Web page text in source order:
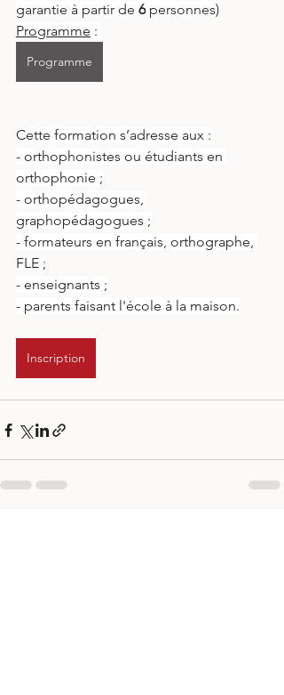
garantie à partir de 6 personnes)
Programme :
Programme
Cette formation s’adresse aux :
- orthophonistes ou étudiants en
orthophonie ;
- orthopédagogues,
graphopédagogues ;
- formateurs en français, orthographe,
FLE ;
- enseignants ;
- parents faisant l'école à la maison.
Inscription